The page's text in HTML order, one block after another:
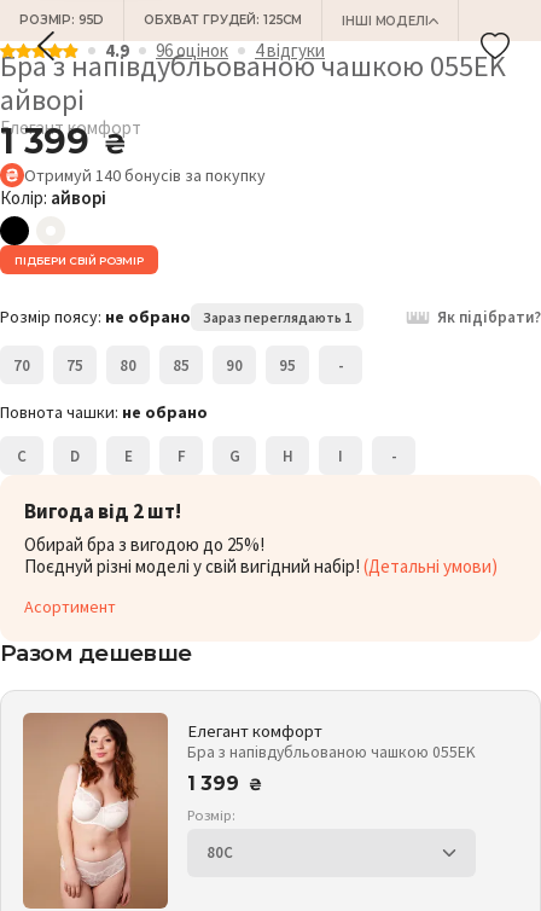
РОЗМІР: 95D ОБХВАТ ГРУДЕЙ: 125СМ ІНШІ МОДЕЛІ
4.9 96 оцiнок 4 відгуки
Бра з напівдубльованою чашкою 055EK
айворі
Елегант комфорт
1 399 ₴
Отримуй 140бонусів за покупку
Колір: айворі
ПІДБЕРИ СВІЙ РОЗМІР
Розмір поясу: не обрано Зараз переглядають 1 Як підібрати?
70 75 80 85 90 95 -
Повнота чашки: не обрано
C D E F G H I -
Вигода від 2 шт!
Обирай бра з вигодою до 25%!
Поєднуй різні моделі у свій вигідний набір! (Детальні умови)
Асортимент
Разом дешевше
Елегант комфорт
Бра з напівдубльованою чашкою 055EK
1 399
₴
Розмір: